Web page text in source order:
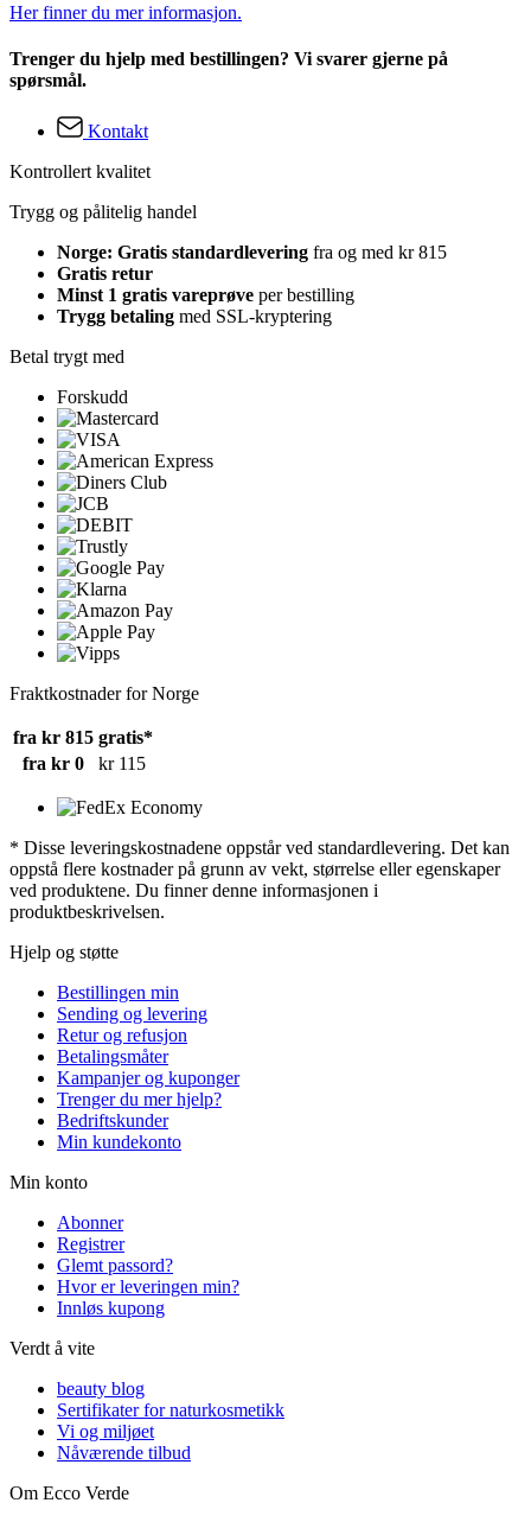
Her finner du mer informasjon.
Trenger du hjelp med bestillingen? Vi svarer gjerne på
spørsmål.
Kontakt
Kontrollert kvalitet
Trygg og pålitelig handel
Norge: Gratis standardlevering fra og med kr 815
Gratis retur
Minst 1 gratis vareprøve per bestilling
Trygg betaling med SSL-kryptering
Betal trygt med
Forskudd
Fraktkostnader for Norge
fra kr 815 gratis*
fra kr 0
kr 115
* Disse leveringskostnadene oppstår ved standardlevering. Det kan
oppstå flere kostnader på grunn av vekt, størrelse eller egenskaper
ved produktene. Du finner denne informasjonen i
produktbeskrivelsen.
Hjelp og støtte
Bestillingen min
Sending og levering
Retur og refusjon
Betalingsmåter
Kampanjer og kuponger
Trenger du mer hjelp?
Bedriftskunder
Min kundekonto
Min konto
Abonner
Registrer
Glemt passord?
Hvor er leveringen min?
Innløs kupong
Verdt å vite
beauty blog
Sertifikater for naturkosmetikk
Vi og miljøet
Nåværende tilbud
Om Ecco Verde